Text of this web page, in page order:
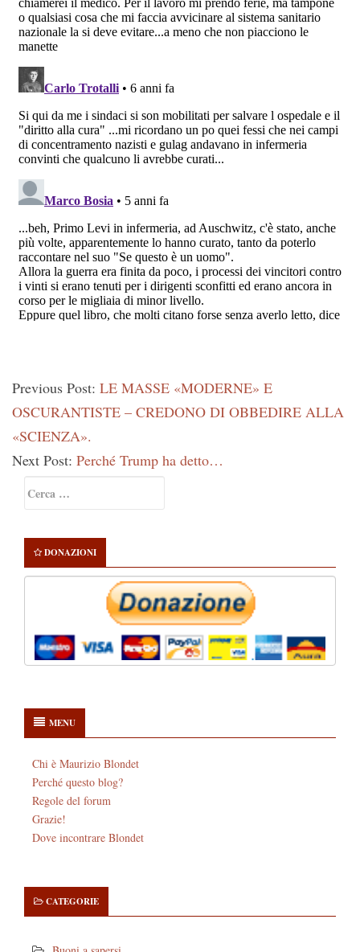
Previous Post: LE MASSE «MODERNE» E
OSCURANTISTE – CREDONO DI OBBEDIRE ALLA
«SCIENZA».
Next Post: Perché Trump ha detto…
Sidebar
per:
DONAZIONI
MENU
Chi è Maurizio Blondet
Perché questo blog?
Regole del forum
Grazie!
Dove incontrare Blondet
CATEGORIE